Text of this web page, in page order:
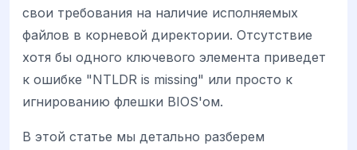
свои требования на наличие исполняемых
файлов в корневой директории. Отсутствие
хотя бы одного ключевого элемента приведет
к ошибке "NTLDR is missing" или просто к
игнированию флешки BIOS'ом.
В этой статье мы детально разберем